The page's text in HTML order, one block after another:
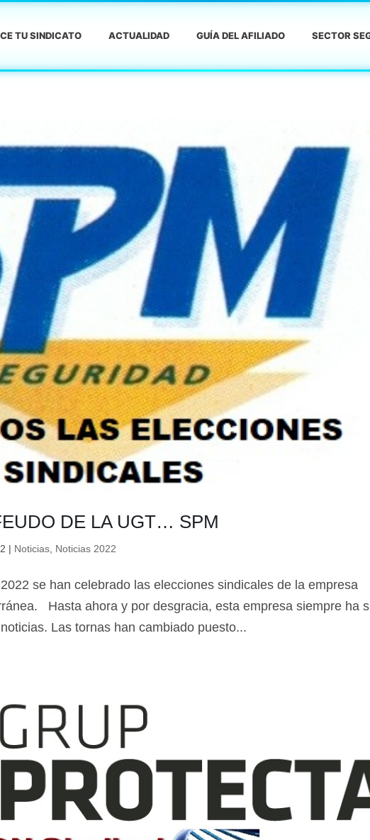
TU SINDICATO ACTUALIDAD GUÍA DEL AFILIADO SECTOR
DE LA UGT… SPM
| Noticias Noticias 2022
se han celebrado las elecciones sindicales de la empresa
Hasta ahora y por desgracia, esta empresa siempre ha
Las tornas han cambiado puesto...